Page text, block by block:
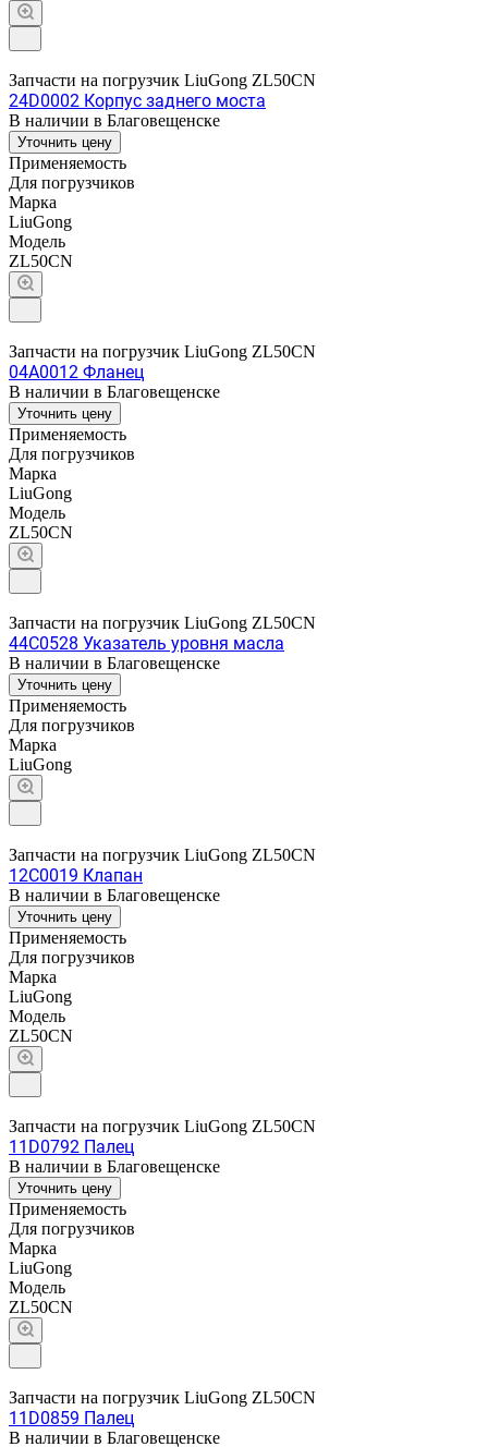
Запчасти на погрузчик LiuGong ZL50CN
24D0002 Корпус заднего моста
В наличии в Благовещенске
Уточнить цену
Применяемость
Для погрузчиков
Марка
LiuGong
Модель
ZL50CN
Запчасти на погрузчик LiuGong ZL50CN
04A0012 Фланец
В наличии в Благовещенске
Уточнить цену
Применяемость
Для погрузчиков
Марка
LiuGong
Модель
ZL50CN
Запчасти на погрузчик LiuGong ZL50CN
44C0528 Указатель уровня масла
В наличии в Благовещенске
Уточнить цену
Применяемость
Для погрузчиков
Марка
LiuGong
Запчасти на погрузчик LiuGong ZL50CN
12C0019 Клапан
В наличии в Благовещенске
Уточнить цену
Применяемость
Для погрузчиков
Марка
LiuGong
Модель
ZL50CN
Запчасти на погрузчик LiuGong ZL50CN
11D0792 Палец
В наличии в Благовещенске
Уточнить цену
Применяемость
Для погрузчиков
Марка
LiuGong
Модель
ZL50CN
Запчасти на погрузчик LiuGong ZL50CN
11D0859 Палец
В наличии в Благовещенске